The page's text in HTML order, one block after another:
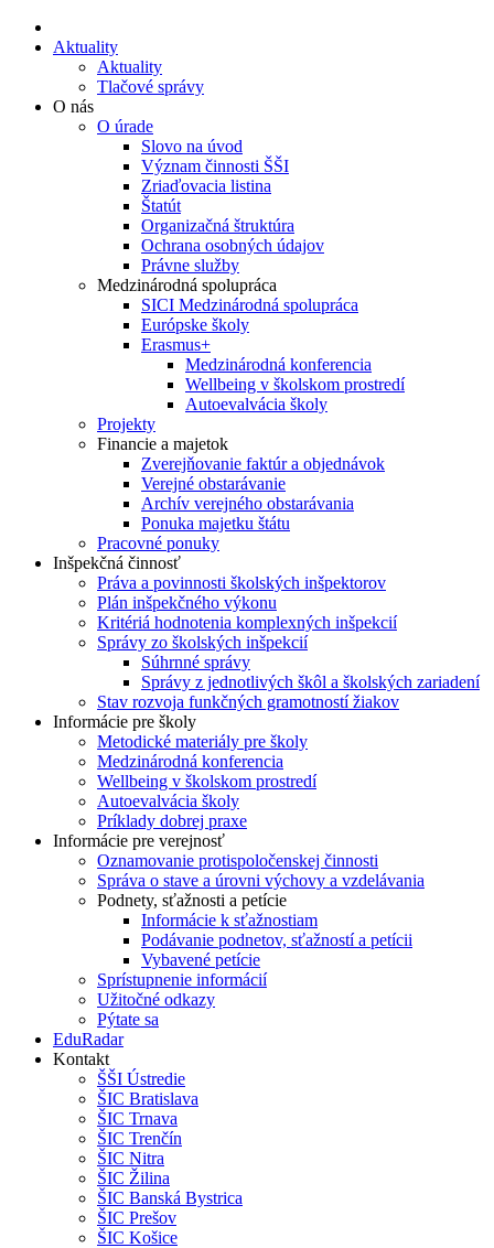
Aktuality
Aktuality
Tlačové správy
O nás
O úrade
Slovo na úvod
Význam činnosti ŠŠI
Zriaďovacia listina
Štatút
Organizačná štruktúra
Ochrana osobných údajov
Právne služby
Medzinárodná spolupráca
SICI Medzinárodná spolupráca
Európske školy
Erasmus+
Medzinárodná konferencia
Wellbeing v školskom prostredí
Autoevalvácia školy
Projekty
Financie a majetok
Zverejňovanie faktúr a objednávok
Verejné obstarávanie
Archív verejného obstarávania
Ponuka majetku štátu
Pracovné ponuky
Inšpekčná činnosť
Práva a povinnosti školských inšpektorov
Plán inšpekčného výkonu
Kritériá hodnotenia komplexných inšpekcií
Správy zo školských inšpekcií
Súhrnné správy
Správy z jednotlivých škôl a školských zariadení
Stav rozvoja funkčných gramotností žiakov
Informácie pre školy
Metodické materiály pre školy
Medzinárodná konferencia
Wellbeing v školskom prostredí
Autoevalvácia školy
Príklady dobrej praxe
Informácie pre verejnosť
Oznamovanie protispoločenskej činnosti
Správa o stave a úrovni výchovy a vzdelávania
Podnety, sťažnosti a petície
Informácie k sťažnostiam
Podávanie podnetov, sťažností a petícii
Vybavené petície
Sprístupnenie informácií
Užitočné odkazy
Pýtate sa
EduRadar
Kontakt
ŠŠI Ústredie
ŠIC Bratislava
ŠIC Trnava
ŠIC Trenčín
ŠIC Nitra
ŠIC Žilina
ŠIC Banská Bystrica
ŠIC Prešov
ŠIC Košice